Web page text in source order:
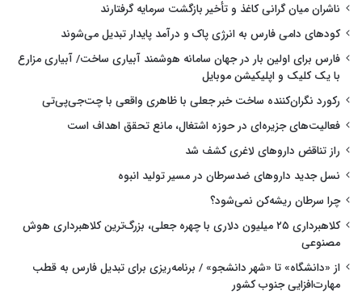
ناشران میان گرانی کاغذ و تأخیر بازگشت سرمایه گرفتارند
کودهای دامی فارس به انرژی پاک و درآمد پایدار تبدیل می‌شوند
فارس برای اولین بار در جهان سامانه هوشمند آبیاری ساخت/ آبیاری مزارع
با یک کلیک و اپلیکیشن موبایل
رکورد نگران‌کننده ساخت خبر جعلی با ظاهری واقعی با چت‌جی‌پی‌تی
فعالیت‌های جزیره‌ای در حوزه اشتغال، مانع تحقق اهداف است
راز تناقض داروهای لاغری کشف شد
نسل جدید داروهای ضدسرطان در مسیر تولید انبوه
چرا سرطان ریشه‌کن نمی‌شود؟
کلاهبرداری ۲۵ میلیون دلاری با چهره جعلی، بزرگ‌ترین کلاهبرداری هوش
مصنوعی
از «دانشگاه» تا «شهر دانشجو» / برنامه‌ریزی برای تبدیل فارس به قطب
مهارت‌افزایی جنوب کشور